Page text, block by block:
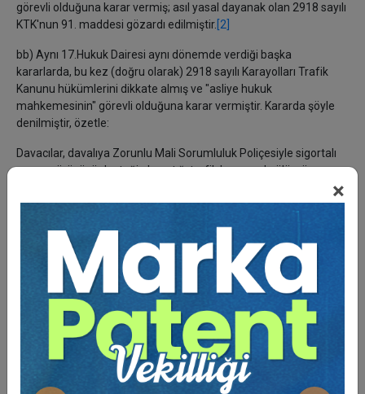
×
görevli olduğuna karar vermiş; asıl yasal dayanak olan 2918 sayılı
KTK'nun 91. maddesi gözardı edilmiştir. [2]
bb) Aynı 17.Hukuk Dairesi aynı dönemde verdiği başka
kararlarda, bu kez (doğru olarak) 2918 sayılı Karayolları Trafik
Kanunu hükümlerini dikkate almış ve "asliye hukuk
mahkemesinin" görevli olduğuna karar vermiştir. Kararda şöyle
denilmiştir, özetle:
Davacılar, davalıya Zorunlu Mali Sorumluluk Poliçesiyle sigortalı
aracın sürücüsü desteğin karıştığı trafik kazasında ölümü
kalma tazminatı istemişlerdir. Davacılarla davalı Zorunlu Mali
sayılı Karayolları Trafik Kanunun araç işleticisinin bağlı bulunduğu
teşebbüs sahibinin hukuki sorumluluğunu düzenleyen
85.maddesi gereği, motorlu araçların işletilme tehlikesine karşı
zarar gören 3. şahısları korumak amacıyla getirilmiş olan bu yasal
düzenleme davaya dayanak gösterilerek işbu dava açılmış
olduğuna, davanın desteğin ölümüyle sonuçlanan kazadan
kaynaklanan tazminat davası oluşuna göre Asliye Hukuk
Mahkemesi görevlidir.
(17.HD.27.06.2013, E.2013/10280 K.2013/10151)